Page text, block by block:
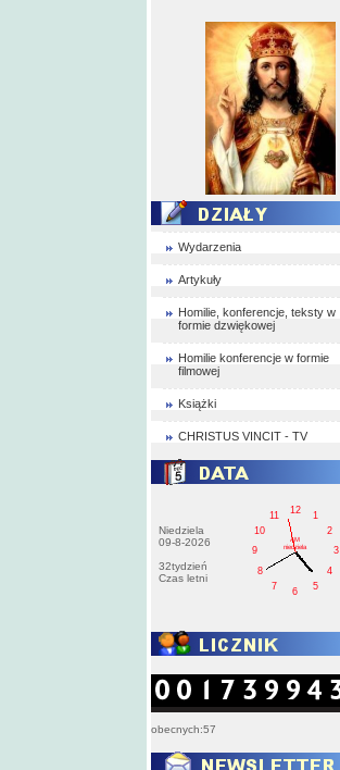
Wydarzenia
Artykuły
Homilie, konferencje, teksty w
formie dzwiękowej
Homilie konferencje w formie
filmowej
Książki
CHRISTUS VINCIT - TV
Niedziela
09-8-2026
32tydzień
Czas letni
1
2
3
4
5
6
7
8
9
10
11
12
AM
niedziela
obecnych:57